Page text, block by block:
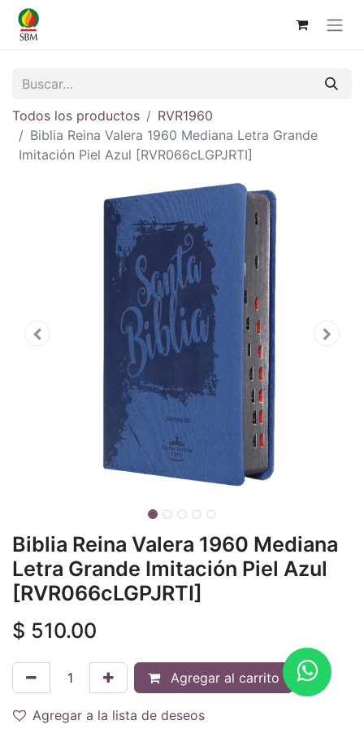
Todos los productos
RVR1960
Biblia Reina Valera 1960 Mediana Letra Grande
Imitación Piel Azul [RVR066cLGPJRTI]
Biblia Reina Valera 1960 Mediana
Letra Grande Imitación Piel Azul
[RVR066cLGPJRTI]
$ 510.00
Agregar al carrito
Agregar a la lista de deseos